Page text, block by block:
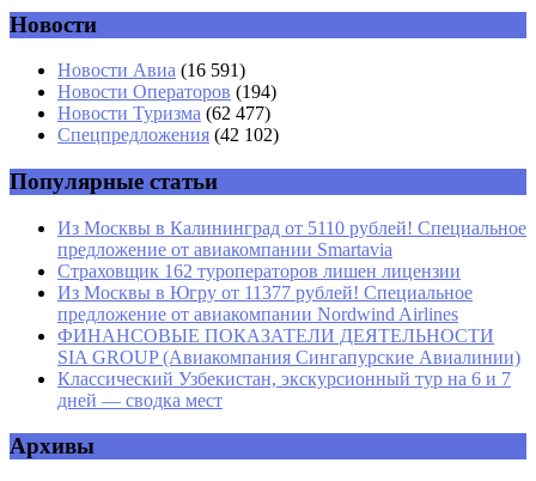
Имя *
Email*
Новости
Новости Авиа (16 591)
Новости Операторов (194)
Новости Туризма (62 477)
Спецпредложения (42 102)
Популярные статьи
Из Москвы в Калининград от 5110 рублей! Специальное
предложение от авиакомпании Smartavia
Страховщик 162 туроператоров лишен лицензии
Из Москвы в Югру от 11377 рублей! Специальное
предложение от авиакомпании Nordwind Airlines
ФИНАНСОВЫЕ ПОКАЗАТЕЛИ ДЕЯТЕЛЬНОСТИ
SIA GROUP (Авиакомпания Сингапурские Авиалинии)
Классический Узбекистан, экскурсионный тур на 6 и 7
дней — сводка мест
Архивы